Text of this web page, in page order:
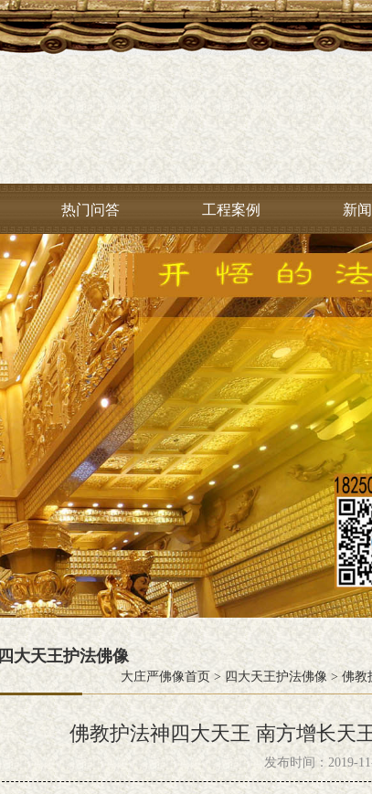
热门问答 工程案例 新
四大天王护法佛像
大庄严佛像首页 > 四大天王护法佛像 > 佛教
佛教护法神四大天王 南方增长天
发布时间：2019-